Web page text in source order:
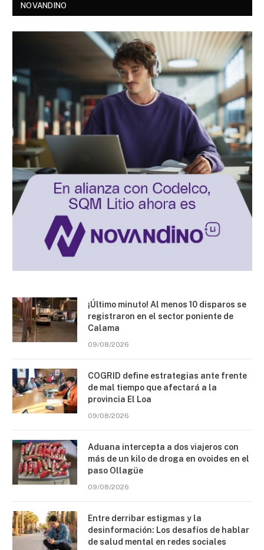
NOVANDINO
¡Último minuto! Al menos 10 disparos se
registraron en el sector poniente de
Calama
09/08/2026
COGRID define estrategias ante frente
de mal tiempo que afectará a la
provincia El Loa
09/08/2026
Aduana intercepta a dos viajeros con
más de un kilo de droga en ovoides en el
paso Ollagüe
09/08/2026
Entre derribar estigmas y la
desinformación: Los desafíos de hablar
de salud mental en redes sociales